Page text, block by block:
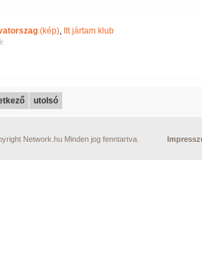
(kép), Itt jártam klub
utolsó
Network.hu Minden jog fenntartva.